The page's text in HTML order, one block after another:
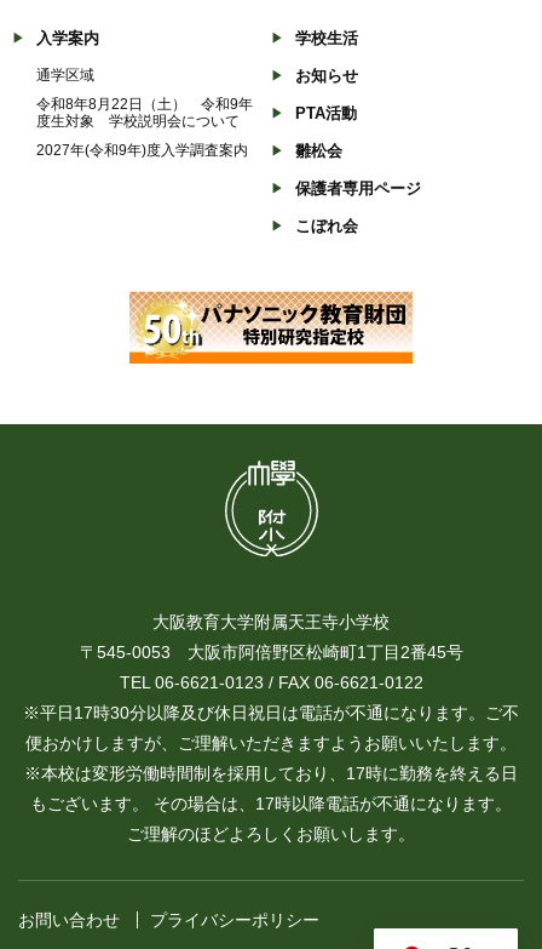
入学案内
通学区域
令和8年8月22日（土） 令和9年
度生対象 学校説明会について
2027年(令和9年)度入学調査案内
学校生活
お知らせ
PTA活動
雛松会
保護者専用ページ
こぼれ会
大阪教育大学附属天王寺小学校
〒545-0053 大阪市阿倍野区松崎町1丁目2番45号
TEL 06-6621-0123 / FAX 06-6621-0122
※平日17時30分以降及び休日祝日は電話が不通になります。ご不
便おかけしますが、ご理解いただきますようお願いいたします。
※本校は変形労働時間制を採用しており、17時に勤務を終える日
もございます。 その場合は、17時以降電話が不通になります。
ご理解のほどよろしくお願いします。
お問い合わせ プライバシーポリシー